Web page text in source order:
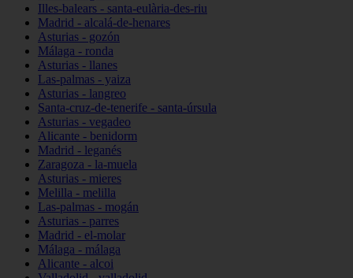
Illes-balears - santa-eulària-des-riu
Madrid - alcalá-de-henares
Asturias - gozón
Málaga - ronda
Asturias - llanes
Las-palmas - yaiza
Asturias - langreo
Santa-cruz-de-tenerife - santa-úrsula
Asturias - vegadeo
Alicante - benidorm
Madrid - leganés
Zaragoza - la-muela
Asturias - mieres
Melilla - melilla
Las-palmas - mogán
Asturias - parres
Madrid - el-molar
Málaga - málaga
Alicante - alcoi